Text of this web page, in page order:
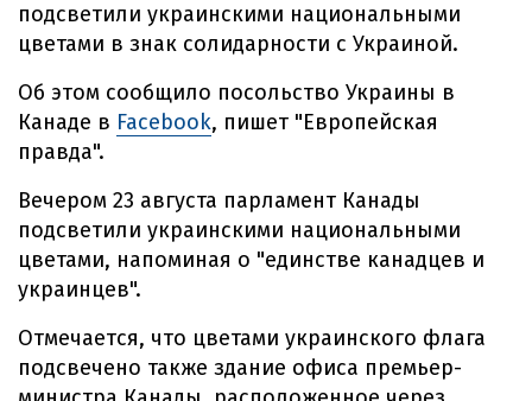
подсветили украинскими национальными
цветами в знак солидарности с Украиной.
Об этом сообщило посольство Украины в
Канаде в Facebook, пишет "Европейская
правда".
Вечером 23 августа парламент Канады
подсветили украинскими национальными
цветами, напоминая о "единстве канадцев и
украинцев".
Отмечается, что цветами украинского флага
подсвечено также здание офиса премьер-